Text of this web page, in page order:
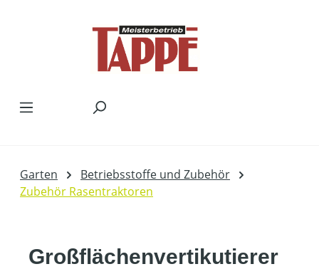
Garten
Betriebsstoffe und Zubehör
Zubehör Rasentraktoren
Großflächenvertikutierer